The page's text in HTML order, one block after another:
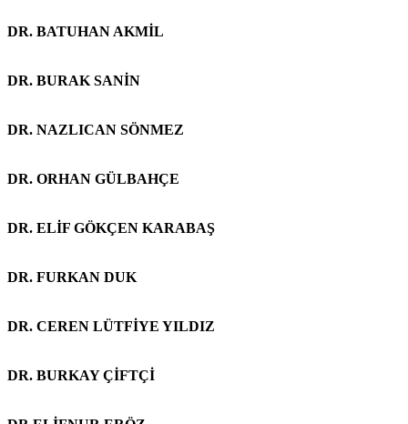
DR. BATUHAN AKMİL
DR. BURAK SANİN
DR. NAZLICAN SÖNMEZ
DR. ORHAN GÜLBAHÇE
DR. ELİF GÖKÇEN KARABAŞ
DR. FURKAN DUK
DR. CEREN LÜTFİYE YILDIZ
DR. BURKAY ÇİFTÇİ